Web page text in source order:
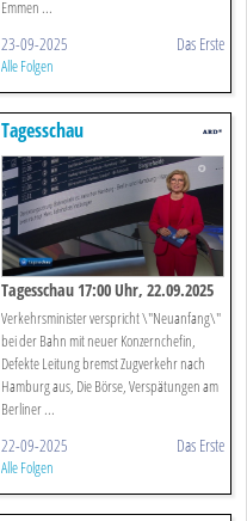
Emmen ...
23-09-2025 Das Erste
Alle Folgen
Tagesschau
Tagesschau 17:00 Uhr, 22.09.2025
Verkehrsminister verspricht \"Neuanfang\"
bei der Bahn mit neuer Konzernchefin,
Defekte Leitung bremst Zugverkehr nach
Hamburg aus, Die Börse, Verspätungen am
Berliner ...
22-09-2025 Das Erste
Alle Folgen